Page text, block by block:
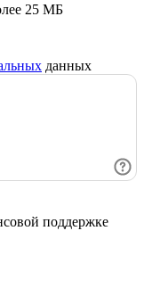
25 МБ
данных
поддержке